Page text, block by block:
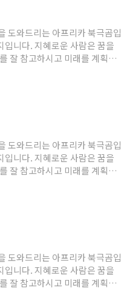
를 당하게 됨을 암시하기도 합
도와드리는 아프리카 북극곰입
입니다. 지혜로운 사람은 꿈을
잘 참고하시고 미래를 계획하
시합니다. 얼굴이나 머리부위
하게 됩니다. 재물, 돈, 명예 등
도와드리는 아프리카 북극곰입
입니다. 지혜로운 사람은 꿈을
잘 참고하시고 미래를 계획하
꾸게되면 장성하여 큰 인물이
을 꾸게되면 오랜 친구나 연인
도와드리는 아프리카 북극곰입
입니다. 지혜로운 사람은 꿈을
잘 참고하시고 미래를 계획하